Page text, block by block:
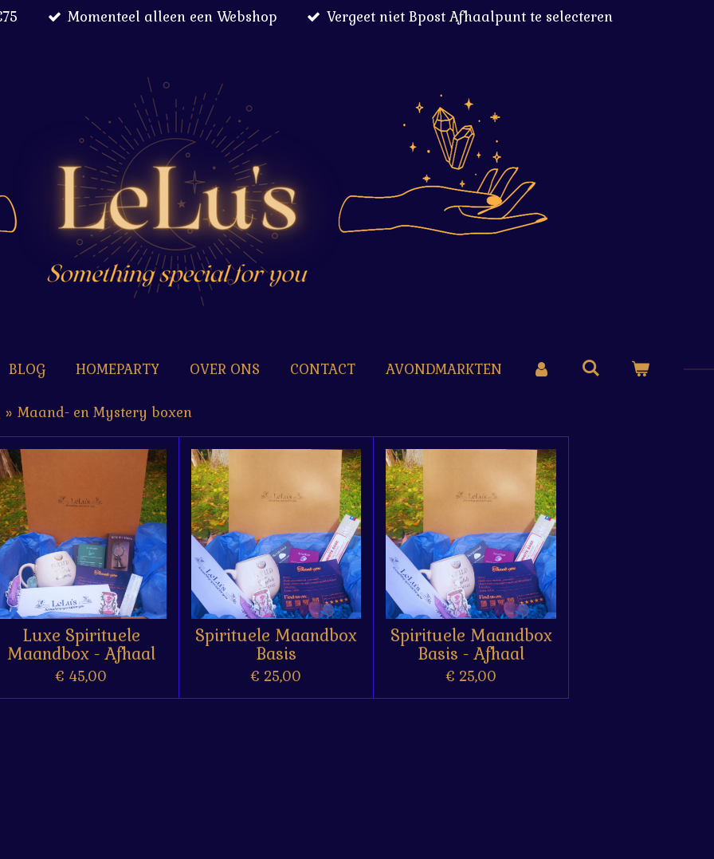
Momenteel alleen een Webshop Vergeet niet Bpost Afhaalpunt te selecteren
BLOG HOMEPARTY OVER ONS CONTACT AVONDMARKTEN
» Maand- en Mystery boxen
Luxe Spirituele
Maandbox - Afhaal
€ 45,00
Spirituele Maandbox
Basis
€ 25,00
Spirituele Maandbox
Basis - Afhaal
€ 25,00